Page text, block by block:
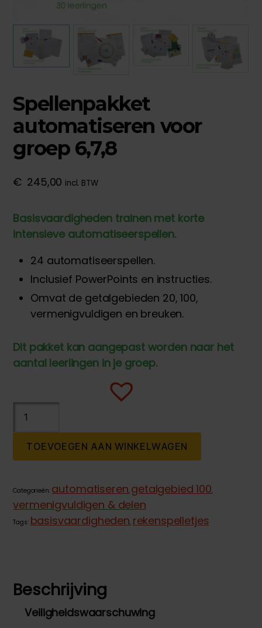
Spellenpakket
automatiseren voor
groep 6,7,8
€ 245,00 incl. BTW
Basisvaardigheden trainen met korte
intensieve automatiseerspellen.
24 automatiseerspellen.
Inclusief PowerPoints en instructies.
Omvat de getalgebieden 20, 100,
vermenigvuldigen en breuken.
Dit pakket kan aangepast worden naar het
aantal leerlingen in je groep.
automatiseren
groep
TOEVOEGEN AAN WINKELWAGEN
Categorieën: automatiseren, getalgebied 100,
vermenigvuldigen & delen
Tags: basisvaardigheden, rekenspelletjes
Beschrijving
Veiligheidswaarschuwing